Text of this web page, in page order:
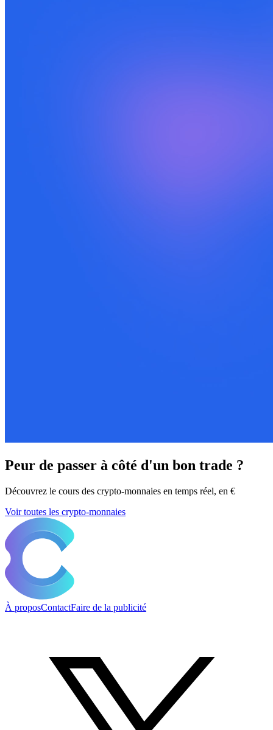
Peur de passer à côté d'un bon trade ?
Découvrez le cours des crypto-monnaies en temps réel, en €
Voir toutes les crypto-monnaies
À proposContactFaire de la publicité